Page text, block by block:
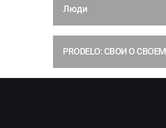
Люди
PRODELO: СВОИ О СВОЕМ